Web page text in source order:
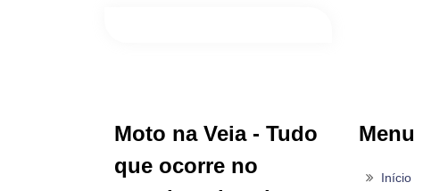
Moto na Veia - Tudo
que ocorre no
Menu
Início